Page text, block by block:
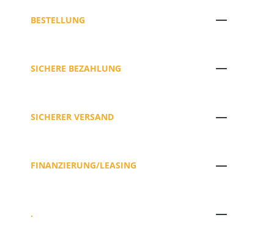
BESTELLUNG
SICHERE BEZAHLUNG
SICHERER VERSAND
FINANZIERUNG/LEASING
.